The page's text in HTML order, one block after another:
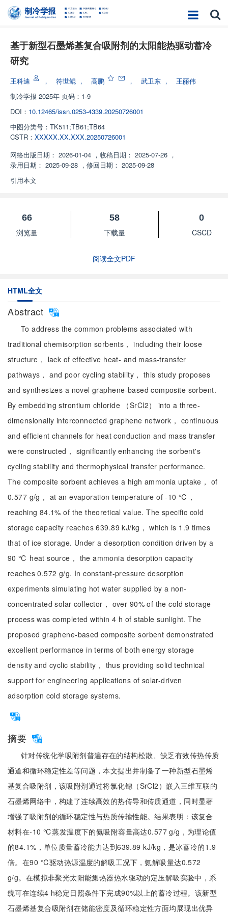
基于新型石墨烯基复合吸附剂的太阳能热驱动蓄冷
研究
王科迪 ， 符世鲲 ， 高鹏 ， 武卫东 ，
王丽伟
制冷学报 2025年 页码：1-9
DOI： 10.12465/issn.0253-4339.20250726001
中图分类号： TK511;TB61;TB64
CSTR： XXXXX.XX.XXX.20250726001
网络出版日期： 2026-01-04 ， 收稿日期： 2025-07-26 ，
录用日期： 2025-09-28 ， 修回日期： 2025-09-28
引用本文
66
浏览量
58
下载量
0
CSCD
阅读全文PDF
HTML全文
Abstract
To address the common problems associated with
traditional chemisorption sorbents， including their loose
structure， lack of effective heat- and mass-transfer
pathways， and poor cycling stability， this study proposes
and synthesizes a novel graphene-based composite sorbent.
By embedding strontium chloride （SrCl2） into a three-
dimensionally interconnected graphene network， continuous
and efficient channels for heat conduction and mass transfer
were constructed， significantly enhancing the sorbent's
cycling stability and thermophysical transfer performance.
The composite sorbent achieves a high ammonia uptake， of
0.577 g/g， at an evaporation temperature of -10 ℃，
reaching 84.1% of the theoretical value. The specific cold
storage capacity reaches 639.89 kJ/kg， which is 1.9 times
that of ice storage. Under a desorption condition driven by a
90 ℃ heat source， the ammonia desorption capacity
reaches 0.572 g/g. In constant-pressure desorption
experiments simulating hot water supplied by a non-
concentrated solar collector， over 90% of the cold storage
process was completed within 4 h of stable sunlight. The
proposed graphene-based composite sorbent demonstrated
excellent performance in terms of both energy storage
density and cyclic stability， thus providing solid technical
support for engineering applications of solar-driven
adsorption cold storage systems.
摘要
针对传统化学吸附剂普遍存在的结构松散、缺乏有效传热传质
通道和循环稳定性差等问题，本文提出并制备了一种新型石墨烯
基复合吸附剂，该吸附剂通过将氯化锶（SrCl2）嵌入三维互联的
石墨烯网络中，构建了连续高效的热传导和传质通道，同时显著
增强了吸附剂的循环稳定性与热质传输性能。结果表明：该复合
材料在-10 ℃蒸发温度下的氨吸附容量高达0.577 g/g，为理论值
的84.1%，单位质量蓄冷能力达到639.89 kJ/kg，是冰蓄冷的1.9
倍。在90 ℃驱动热源温度的解吸工况下，氨解吸量达0.572
g/g。在模拟非聚光太阳能集热器热水驱动的定压解吸实验中，系
统可在连续4 h稳定日照条件下完成90%以上的蓄冷过程。该新型
石墨烯基复合吸附剂在储能密度及循环稳定性方面均展现出优异